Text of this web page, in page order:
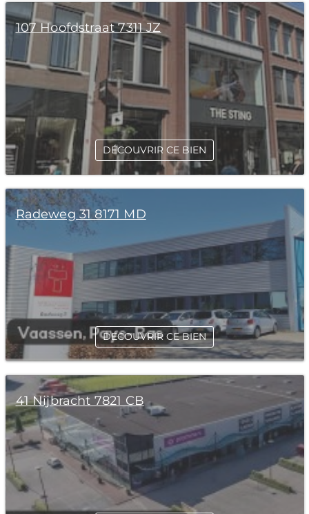
107 Hoofdstraat 7311 JZ
DÉCOUVRIR CE BIEN
Radeweg 31 8171 MD
DÉCOUVRIR CE BIEN
41 Nijbracht 7821 CB